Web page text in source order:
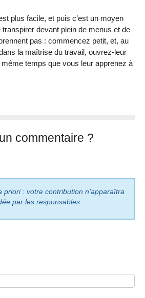
plus facile, et puis c’est un moyen
devant plein de menus et de
pas : commencez petit, et, au
la maîtrise du travail, ouvrez-leur
temps que vous leur apprenez à
commentaire ?
priori : votre contribution n’apparaîtra
par les responsables.